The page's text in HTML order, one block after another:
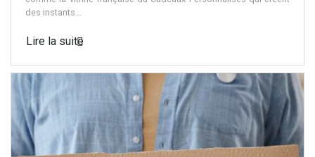
des instants...
Lire la suite